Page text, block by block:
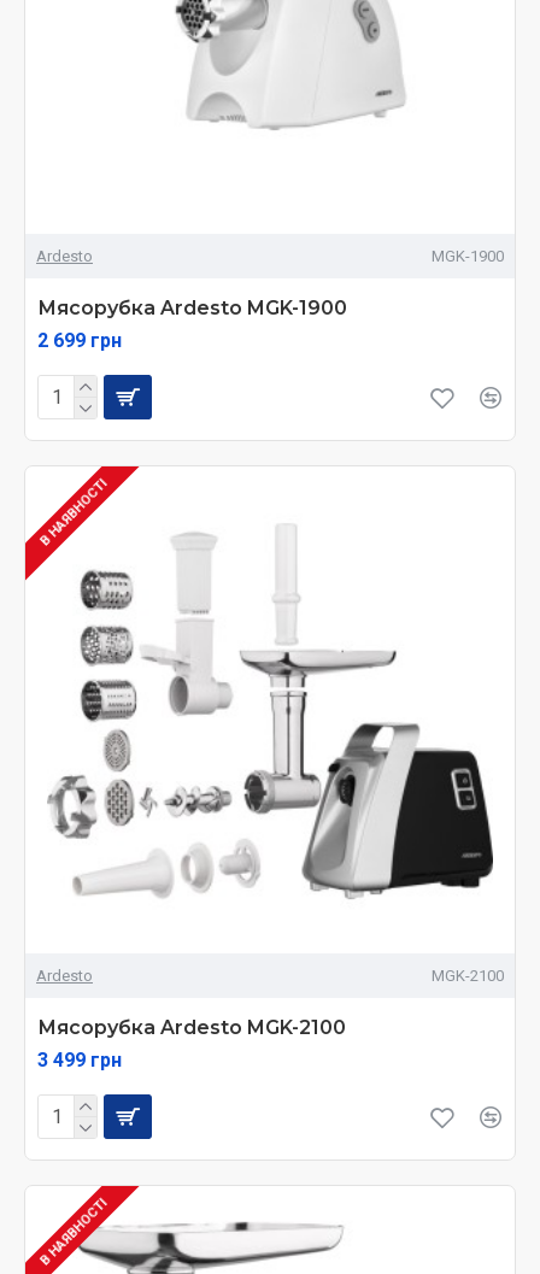
Ardesto MGK-1900
Мясорубка Ardesto MGK-1900
2 699 грн
В НАЯВНОСТІ
Ardesto MGK-2100
Мясорубка Ardesto MGK-2100
3 499 грн
В НАЯВНОСТІ